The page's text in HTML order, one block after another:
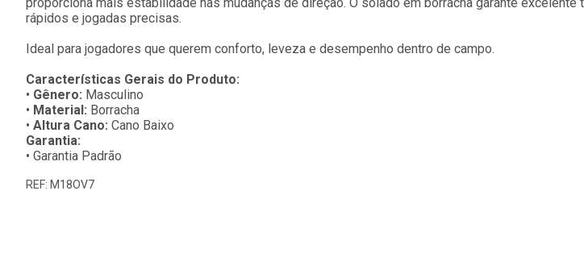
proporciona mais estabilidade nas mudanças de direção. O solado em borracha garante excelente
rápidos e jogadas precisas.
Ideal para jogadores que querem conforto, leveza e desempenho dentro de campo.
Características Gerais do Produto:
• Gênero: Masculino
• Material: Borracha
• Altura Cano: Cano Baixo
Garantia:
• Garantia Padrão
REF: M18OV7